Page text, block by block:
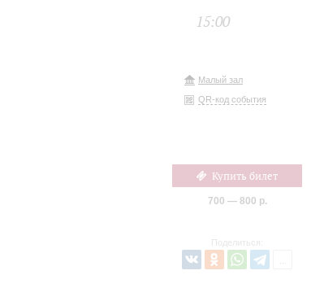
15:00
Малый зал
QR-код события
Купить билет
700 — 800 р.
Поделиться: